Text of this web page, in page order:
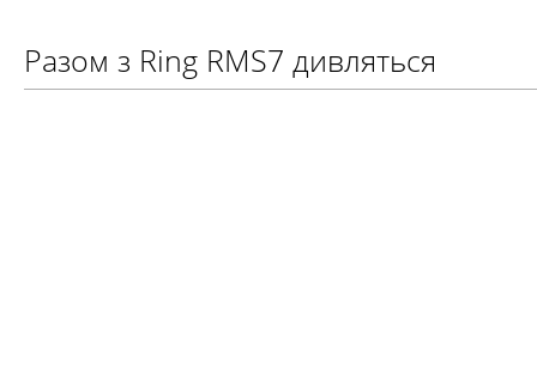
Разом з Ring RMS7 дивляться